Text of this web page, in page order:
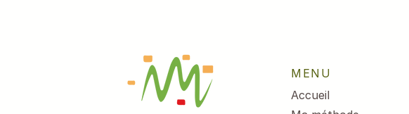
MENU
Accueil